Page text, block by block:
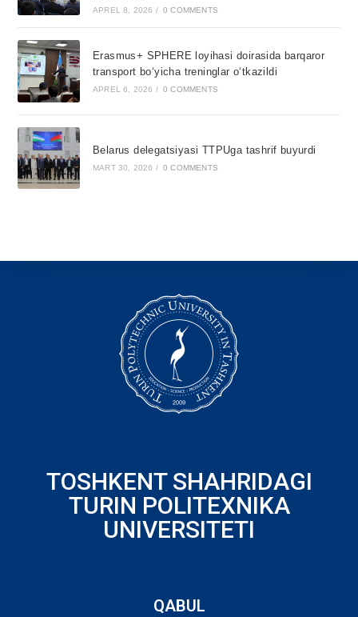
APREL 8, 2026 / 0 COMMENTS
Erasmus+ SPHERE loyihasi doirasida barqaror
transport bo‘yicha treninglar o‘tkazildi
APREL 6, 2026 / 0 COMMENTS
Belarus delegatsiyasi TTPUga tashrif buyurdi
MART 30, 2026 / 0 COMMENTS
TOSHKENT SHAHRIDAGI
TURIN POLITEXNIKA
UNIVERSITETI
QABUL